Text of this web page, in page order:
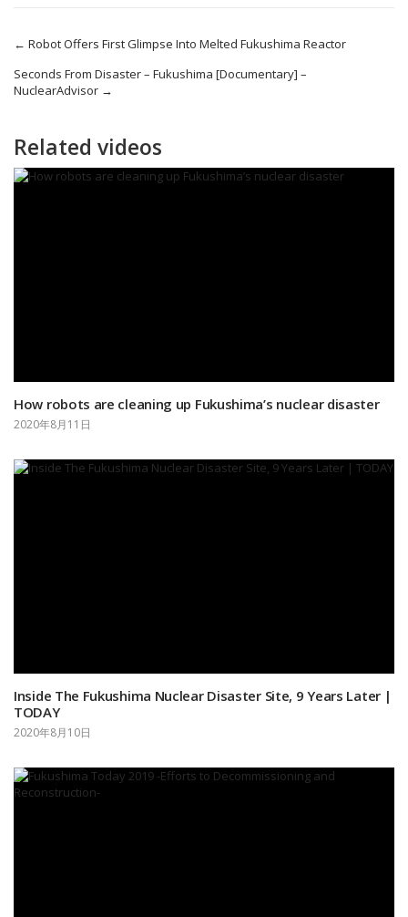
← Robot Offers First Glimpse Into Melted Fukushima Reactor
Seconds From Disaster – Fukushima [Documentary] –
NuclearAdvisor →
Related videos
How robots are cleaning up Fukushima’s nuclear disaster
2020年8月11日
Inside The Fukushima Nuclear Disaster Site, 9 Years Later |
TODAY
2020年8月10日